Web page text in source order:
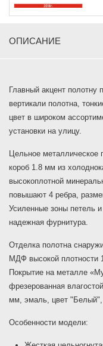
ОПИСАНИЕ
Главный акцент полотну
вертикали полотна,
цвет в широком
установки на улицу.
Цельное
короб 1.8 мм из
высокоплотной
повышают 4 ребра,
Усиленные зоны петель
надежная фурнитура.
Отделка полотна
МДФ высокой плотности
Покрытие на металле
фрезерованная
мм, эмаль, цвет "Белый",
Особенности модели: